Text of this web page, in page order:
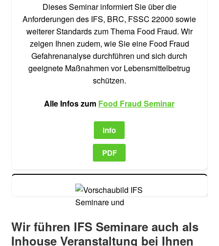
Dieses Seminar informiert Sie über die
Anforderungen des IFS, BRC, FSSC 22000 sowie
weiterer Standards zum Thema Food Fraud. Wir
zeigen Ihnen zudem, wie Sie eine Food Fraud
Gefahrenanalyse durchführen und sich durch
geeignete Maßnahmen vor Lebensmittelbetrug
schützen.
Alle Infos zum Food Fraud Seminar
Info
PDF
Wir führen IFS Seminare auch als
Inhouse Veranstaltung bei Ihnen